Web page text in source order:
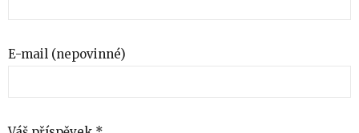
E-mail (nepovinné)